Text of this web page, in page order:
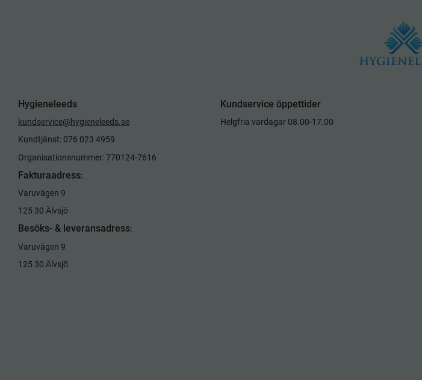
Hygieneleeds
kundservice@hygieneleeds.se
Kundtjänst: 076 023 4959
Organisationsnummer: 770124-7616
Fakturaadress:
Varuvägen 9
125 30 Älvsjö
Besöks- & leveransadress:
Varuvägen 9
125 30 Älvsjö
Kundservice öppettider
Helgfria vardagar 08.00-17.00